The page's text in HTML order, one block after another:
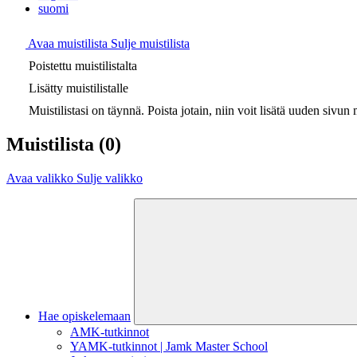
suomi
Avaa muistilista Sulje muistilista
Poistettu muistilistalta
Lisätty muistilistalle
Muistilistasi on täynnä. Poista jotain, niin voit lisätä uuden sivun
Muistilista (0)
Avaa valikko Sulje valikko
Hae opiskelemaan
AMK-tutkinnot
YAMK-tutkinnot | Jamk Master School